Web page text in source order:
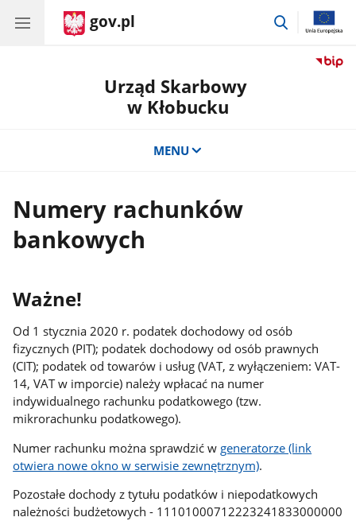
gov.pl
przejdź
Urząd Skarbowy
w Kłobucku
MENU
Numery rachunków
bankowych
Ważne!
Od 1 stycznia 2020 r. podatek dochodowy od osób
fizycznych (PIT); podatek dochodowy od osób prawnych
(CIT); podatek od towarów i usług (VAT, z wyłączeniem: VAT-
14, VAT w imporcie) należy wpłacać na numer
indywidualnego rachunku podatkowego (tzw.
mikrorachunku podatkowego).
Numer rachunku można sprawdzić w generatorze (link
otwiera nowe okno w serwisie zewnętrznym).
Pozostałe dochody z tytułu podatków i niepodatkowych
należności budżetowych - 11101000712223241833000000